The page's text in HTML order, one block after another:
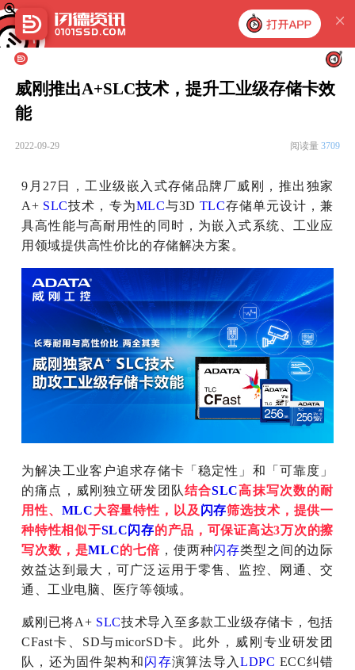
威刚推出A+SLC技术，提升工业级存储卡效
能
2022-09-29 阅读量 3709
9月27日，工业级嵌入式存储品牌厂威刚，推出独家
A+ SLC技术，专为MLC与3D TLC存储单元设计，兼
具高性能与高耐用性的同时，为嵌入式系统、工业应
用领域提供高性价比的存储解决方案。
为解决工业客户追求存储卡「稳定性」和「可靠度」
的痛点，威刚独立研发团队结合SLC高抹写次数的耐
用性、 MLC大容量特性，以及 闪存筛选技术，提供一
种特性相似于SLC闪存的产品，可保证高达3万次的擦
写次数，是MLC的七倍，使两种闪存类型之间的边际
效益达到最大，可广泛运用于零售、监控、网通、交
通、工业电脑、医疗等领域。
威刚已将A+ SLC技术导入至多款工业级存储卡，包括
CFast卡、SD与micorSD卡。此外，威刚专业研发团
队，还为固件架构和闪存演算法导入LDPC ECC纠错